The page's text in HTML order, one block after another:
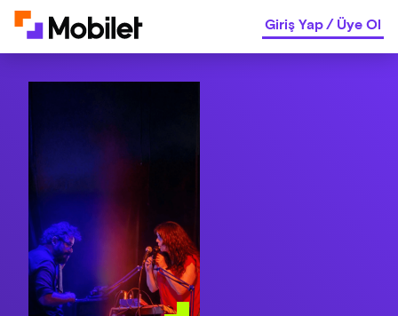
Giriş Yap/Üye Ol